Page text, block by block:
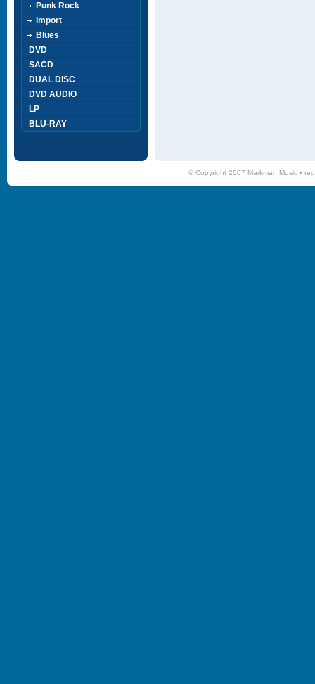
Punk Rock
Import
Blues
DVD
SACD
DUAL DISC
DVD AUDIO
LP
BLU-RAY
© Copyright 2007 Markman Music •